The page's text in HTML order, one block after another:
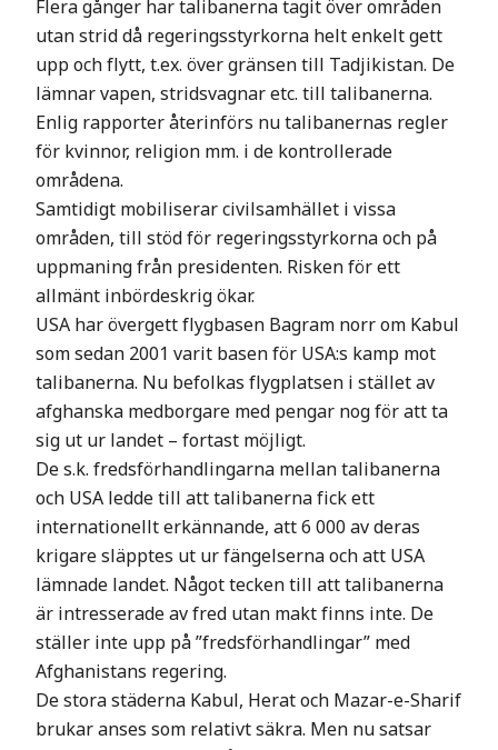
utan strid då regeringsstyrkorna helt enkelt gett
upp och flytt, t.ex. över gränsen till Tadjikistan. De
lämnar vapen, stridsvagnar etc. till talibanerna.
Enlig rapporter återinförs nu talibanernas regler
för kvinnor, religion mm. i de kontrollerade
områdena.
Samtidigt mobiliserar civilsamhället i vissa
områden, till stöd för regeringsstyrkorna och på
uppmaning från presidenten. Risken för ett
allmänt inbördeskrig ökar.
USA har övergett flygbasen Bagram norr om Kabul
som sedan 2001 varit basen för USA:s kamp mot
talibanerna. Nu befolkas flygplatsen i stället av
afghanska medborgare med pengar nog för att ta
sig ut ur landet – fortast möjligt.
De s.k. fredsförhandlingarna mellan talibanerna
och USA ledde till att talibanerna fick ett
internationellt erkännande, att 6 000 av deras
krigare släpptes ut ur fängelserna och att USA
lämnade landet. Något tecken till att talibanerna
är intresserade av fred utan makt finns inte. De
ställer inte upp på ”fredsförhandlingar” med
Afghanistans regering.
De stora städerna Kabul, Herat och Mazar-e-Sharif
brukar anses som relativt säkra. Men nu satsar